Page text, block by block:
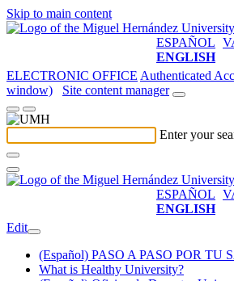
Skip to main content
ESPAÑOL
ENGLISH
ELECTRONIC OFFICE Authenticated
window)
Site content manager
Enter your
ESPAÑOL
ENGLISH
Edit
(Español) PASO A PASO POR TU
What is Healthy University?